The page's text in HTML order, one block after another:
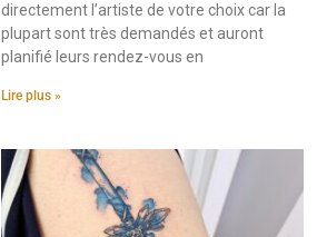
directement l’artiste de votre choix car la
plupart sont très demandés et auront
planifié leurs rendez-vous en
Lire plus »